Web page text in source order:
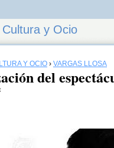
y Ocio
Y OCIO › VARGAS LLOSA
del